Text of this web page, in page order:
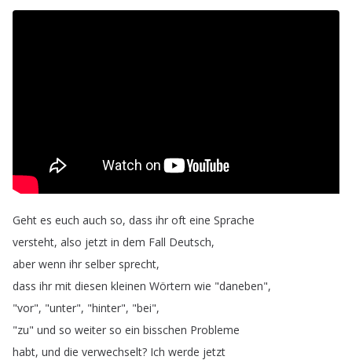
Geht es euch auch so, dass ihr oft eine Sprache
versteht, also jetzt in dem Fall Deutsch,
aber wenn ihr selber sprecht,
dass ihr mit diesen kleinen Wörtern wie "daneben",
"vor", "unter", "hinter", "bei",
"zu" und so weiter so ein bisschen Probleme
habt, und die verwechselt? Ich werde jetzt